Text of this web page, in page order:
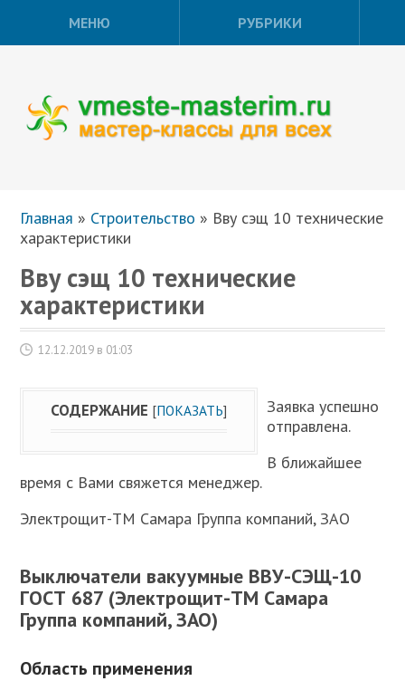
МЕНЮ РУБРИКИ
Главная » Строительство » Вву сэщ 10 технические
характеристики
Вву сэщ 10 технические
характеристики
12.12.2019 в 01:03
СОДЕРЖАНИЕ [ПОКАЗАТЬ]
Заявка успешно
отправлена.
В ближайшее
время с Вами свяжется менеджер.
Электрощит-ТМ Самара Группа компаний, ЗАО
Выключатели вакуумные ВВУ-СЭЩ-10
ГОСТ 687 (Электрощит-ТМ Самара
Группа компаний, ЗАО)
Область применения